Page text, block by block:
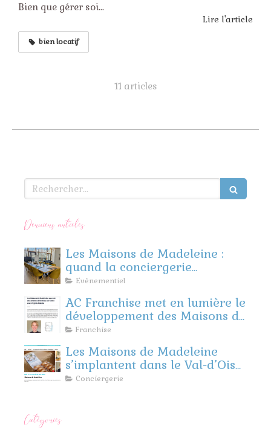
Bien que gérer soi...
Lire l'article
bien locatif
11 articles
Rechercher
Derniers articles
Les Maisons de Madeleine :
quand la conciergerie
rencontre l’événementiel
Evénementiel
AC Franchise met en lumière le
développement des Maisons de
Madeleine
Franchise
Les Maisons de Madeleine
s’implantent dans le Val-d’Oise
et les Yvelines !
Conciergerie
Catégories